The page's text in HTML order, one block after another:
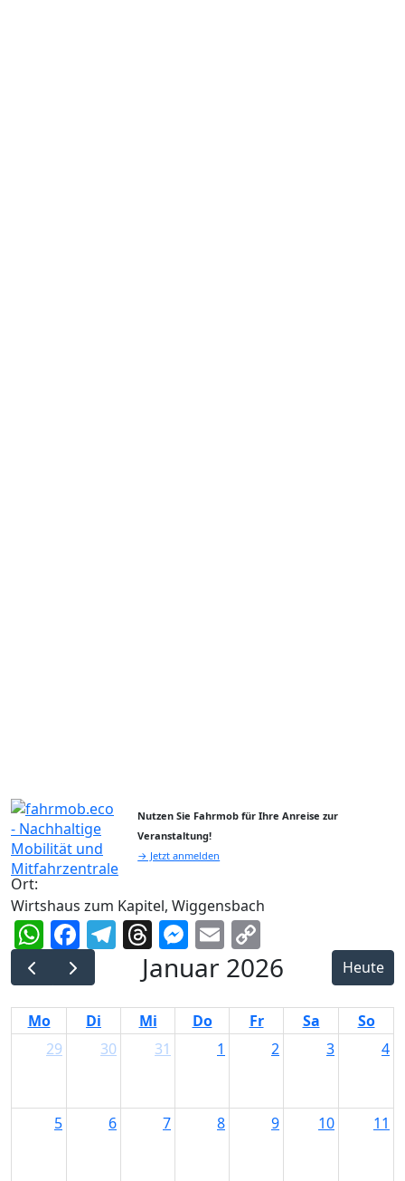
Nutzen Sie Fahrmob für Ihre Anreise zur
Veranstaltung!
→ Jetzt anmelden
Ort:
Wirtshaus zum Kapitel, Wiggensbach
WhatsApp
Facebook
Telegram
Threads
Messenger
Email
Link
Januar 2026 Heute
Mo Di Mi Do Fr Sa
So
29
30 31 1 2 3 4
5 6 7 8 9 10 11